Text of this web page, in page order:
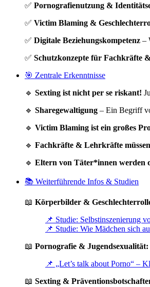
✅ Pornografienutzung &
✅ Victim Blaming &
✅ Digitale Beziehungskompetenz –
✅ Schutzkonzepte für Fachkräfte
🎯 Zentrale Erkenntnisse
🔹 Sexting ist nicht per se riskant!
🔹 Sharegewaltigung – Ein Begriff
🔹 Victim Blaming ist ein großes
🔹 Fachkräfte & Lehrkräfte
🔹 Eltern von Täter*innen werden
📚 Weiterführende Infos & Studien
📖 Körperbilder &
📌 Studie: Selbstinszenierung
📌 Studie: Wie Mädchen sich
📖 Pornografie & Jugendsexualität:
📌 „Let’s talk about Porno“ –
📖 Sexting &